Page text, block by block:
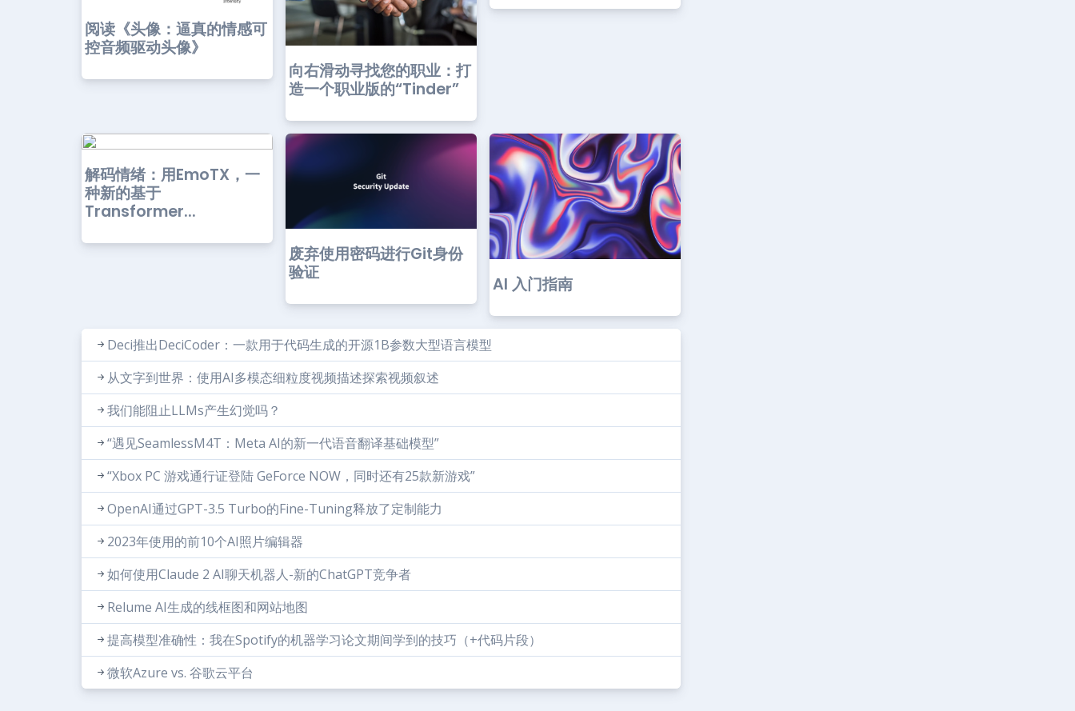
阅读《头像：逼真的情感可
控音频驱动头像》
向右滑动寻找您的职业：打
造一个职业版的“Tinder”
解码情绪：用EmoTX，一
种新的基于
Transformer...
废弃使用密码进行Git身份
验证
AI 入门指南
Deci推出DeciCoder：一款用于代码生成的开源1B参数大型语言模型
从文字到世界：使用AI多模态细粒度视频描述探索视频叙述
我们能阻止LLMs产生幻觉吗？
“遇见SeamlessM4T：Meta AI的新一代语音翻译基础模型”
“Xbox PC 游戏通行证登陆 GeForce NOW，同时还有25款新游戏”
OpenAI通过GPT-3.5 Turbo的Fine-Tuning释放了定制能力
2023年使用的前10个AI照片编辑器
如何使用Claude 2 AI聊天机器人-新的ChatGPT竞争者
Relume AI生成的线框图和网站地图
提高模型准确性：我在Spotify的机器学习论文期间学到的技巧（+代码片段）
微软Azure vs. 谷歌云平台